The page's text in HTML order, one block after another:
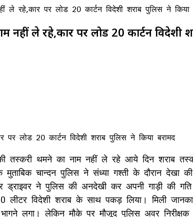
ले रहे,कार पर लोड 20 कार्टन विदेशी शराब पुलिस ने किया
नहीं ले रहे,कार पर लोड 20 कार्टन विदेशी
की तस्करी थमने का नाम नहीं ले रहे आये दिन शराब
चान्दन पुलिस ने संध्या गश्ती के दौरान
ड्राइवर ने पुलिस की अनदेखी कर अपनी गाड़ी
लीटर विदेशी शराब के साथ पकड़ लिया। मिली
लगा। लेकिन मौके पर मौजूद पुलिस अवर